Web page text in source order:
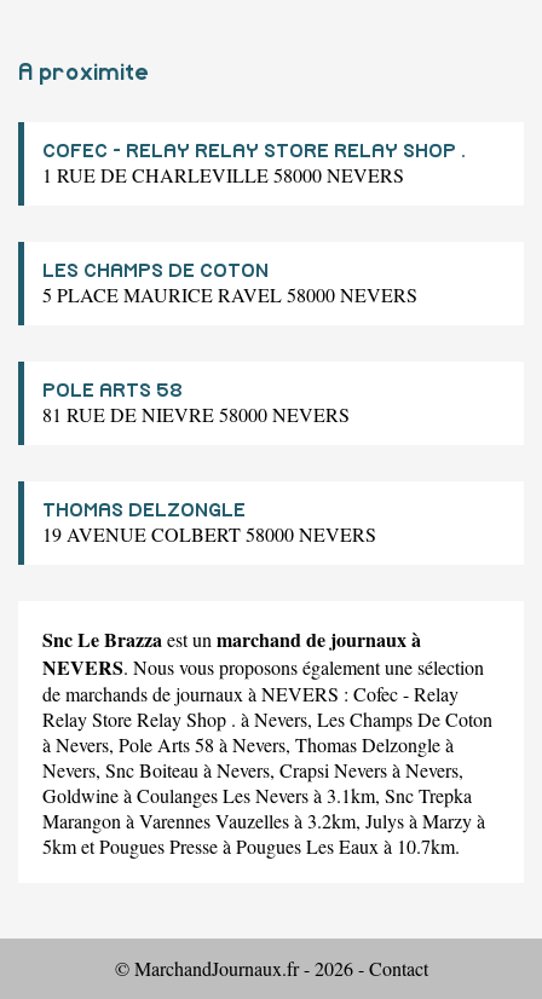
A proximite
COFEC - RELAY RELAY STORE RELAY SHOP .
1 RUE DE CHARLEVILLE 58000 NEVERS
LES CHAMPS DE COTON
5 PLACE MAURICE RAVEL 58000 NEVERS
POLE ARTS 58
81 RUE DE NIEVRE 58000 NEVERS
THOMAS DELZONGLE
19 AVENUE COLBERT 58000 NEVERS
Snc Le Brazzaest un marchand de journaux à
NEVERS. Nous vous proposons également une sélection
de marchands de journaux à NEVERS : Cofec - Relay
Relay Store Relay Shop . à Nevers, Les Champs De Coton
à Nevers, Pole Arts 58 à Nevers, Thomas Delzongleà
Nevers, Snc Boiteau à Nevers, Crapsi Neversà Nevers,
Goldwineà Coulanges Les Nevers à 3.1km, Snc Trepka
Marangon à Varennes Vauzelles à 3.2km, Julysà Marzy à
5km etPougues Presseà Pougues Les Eaux à 10.7km.
© MarchandJournaux.fr - 2026 -Contact